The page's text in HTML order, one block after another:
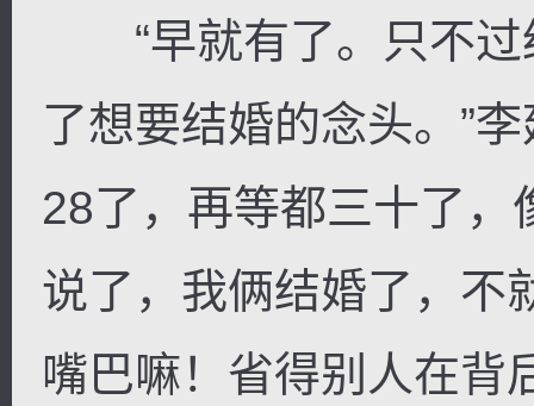
“早就有了。只不过
了想要结婚的念头。”
28了，再等都三十了
说了，我俩结婚了，不
嘴巴嘛！省得别人在背